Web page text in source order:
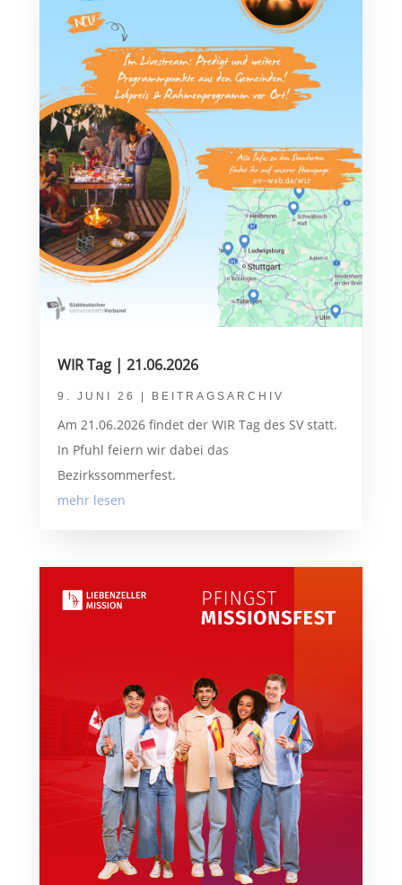
WIR Tag | 21.06.2026
9. JUNI 26 BEITRAGSARCHIV
Am 21.06.2026 findet der WIR Tag des SV statt.
In Pfuhl feiern wir dabei das
Bezirkssommerfest.
mehr lesen